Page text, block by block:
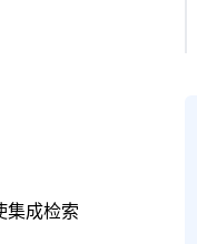
集成检索